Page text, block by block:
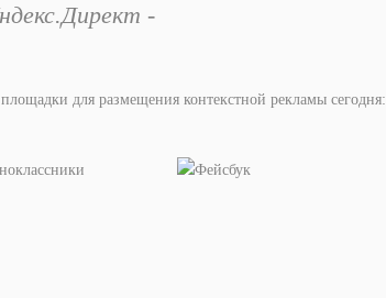
-
для размещения контекстной рекламы сегодня: